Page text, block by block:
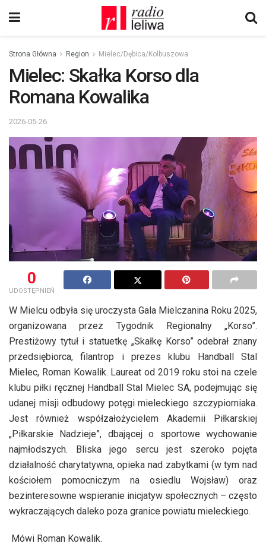
Strona Główna Region Mielec/Dębica/Kolbuszowa
Mielec: Skałka Korso dla
Romana Kowalika
2026-05-26
0
UDOSTĘPNIEŃ
W Mielcu odbyła się uroczysta Gala Mielczanina Roku 2025,
organizowana przez Tygodnik Regionalny „Korso”.
Prestiżowy tytuł i statuetkę „Skałkę Korso” odebrał znany
przedsiębiorca, filantrop i prezes klubu Handball Stal
Mielec, Roman Kowalik. Laureat od 2019 roku stoi na czele
klubu piłki ręcznej Handball Stal Mielec SA, podejmując się
udanej misji odbudowy potęgi mieleckiego szczypiorniaka.
Jest również współzałożycielem Akademii Piłkarskiej
„Piłkarskie Nadzieje”, dbającej o sportowe wychowanie
najmłodszych. Bliska jego sercu jest szeroko pojęta
działalność charytatywna, opieka nad zabytkami (w tym nad
kościołem pomocniczym na osiedlu Wojsław) oraz
bezinteresowne wspieranie inicjatyw społecznych – często
wykraczających daleko poza granice powiatu mieleckiego.
Mówi Roman Kowalik.